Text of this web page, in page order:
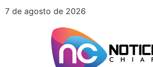
7 de agosto de 2026